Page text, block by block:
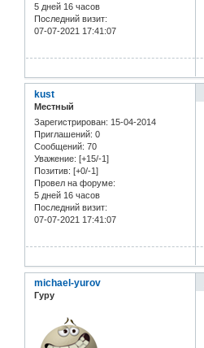
5 дней 16 часов
Последний визит:
07-07-2021 17:41:07
kust
Местный
Зарегистрирован: 15-04-2014
Приглашений: 0
Сообщений: 70
Уважение: [+15/-1]
Позитив: [+0/-1]
Провел на форуме:
5 дней 16 часов
Последний визит:
07-07-2021 17:41:07
michael-yurov
Гуру